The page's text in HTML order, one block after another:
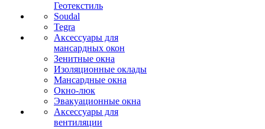
Геотекстиль
Soudal
Tegra
Аксессуары для
мансардных окон
Зенитные окна
Изоляционные оклады
Мансардные окна
Окно-люк
Эвакуационные окна
Аксессуары для
вентиляции